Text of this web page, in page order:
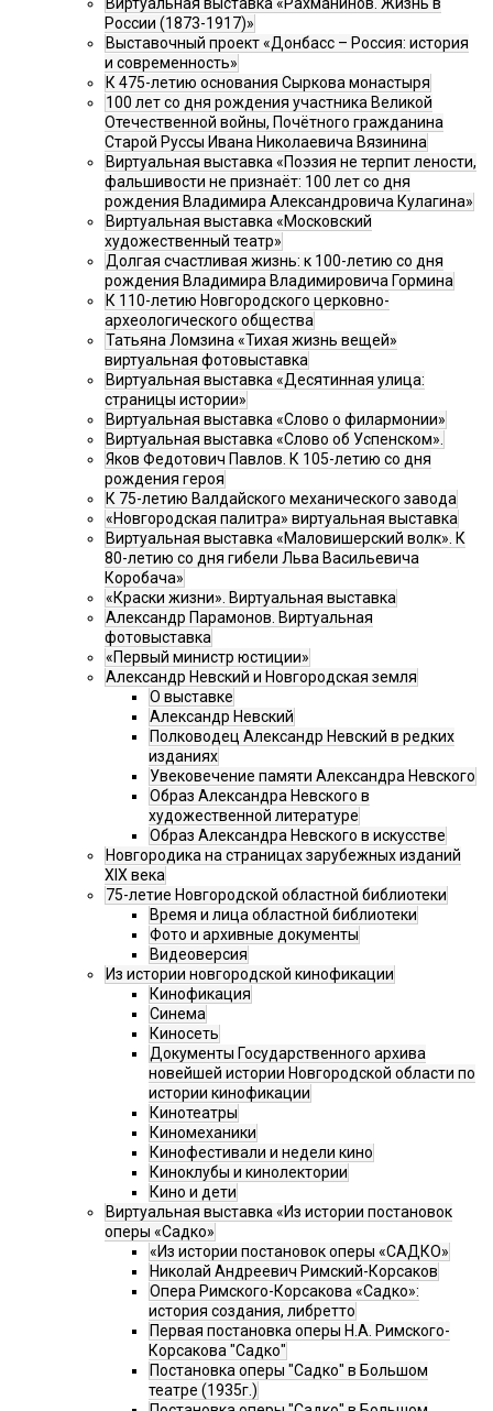
Виртуальная выставка «Рахманинов. Жизнь в
России (1873-1917)»
Выставочный проект «Донбасс – Россия: история
и современность»
К 475-летию основания Сыркова монастыря
100 лет со дня рождения участника Великой
Отечественной войны, Почётного гражданина
Старой Руссы Ивана Николаевича Вязинина
Виртуальная выставка «Поэзия не терпит лености,
фальшивости не признаёт: 100 лет со дня
рождения Владимира Александровича Кулагина»
Виртуальная выставка «Московский
художественный театр»
Долгая счастливая жизнь: к 100-летию со дня
рождения Владимира Владимировича Гормина
К 110-летию Новгородского церковно-
археологического общества
Татьяна Ломзина «Тихая жизнь вещей»
виртуальная фотовыставка
Виртуальная выставка «Десятинная улица:
страницы истории»
Виртуальная выставка «Слово о филармонии»
Виртуальная выставка «Слово об Успенском».
Яков Федотович Павлов. К 105-летию со дня
рождения героя
К 75-летию Валдайского механического завода
«Новгородская палитра» виртуальная выставка
Виртуальная выставка «Маловишерский волк». К
80-летию со дня гибели Льва Васильевича
Коробача»
«Краски жизни». Виртуальная выставка
Александр Парамонов. Виртуальная
фотовыставка
«Первый министр юстиции»
Александр Невский и Новгородская земля
О выставке
Александр Невский
Полководец Александр Невский в редких
изданиях
Увековечение памяти Александра Невского
Образ Александра Невского в
художественной литературе
Образ Александра Невского в искусстве
Новгородика на страницах зарубежных изданий
XIX века
75-летие Новгородской областной библиотеки
Время и лица областной библиотеки
Фото и архивные документы
Видеоверсия
Из истории новгородской кинофикации
Кинофикация
Синема
Киносеть
Документы Государственного архива
новейшей истории Новгородской области по
истории кинофикации
Кинотеатры
Киномеханики
Кинофестивали и недели кино
Киноклубы и кинолектории
Кино и дети
Виртуальная выставка «Из истории постановок
оперы «Садко»
«Из истории постановок оперы «САДКО»
Николай Андреевич Римский-Корсаков
Опера Римского-Корсакова «Садко»:
история создания, либретто
Первая постановка оперы Н.А. Римского-
Корсакова "Садко"
Постановка оперы "Садко" в Большом
театре (1935г.)